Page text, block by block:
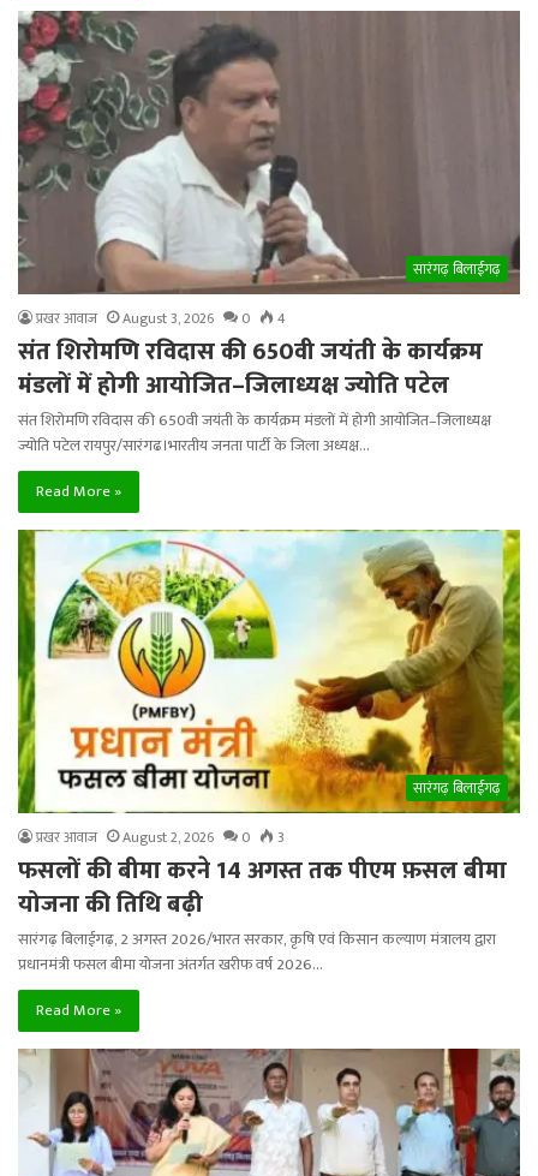
सारंगढ़ बिलाईगढ़
प्रखर आवाज August 3, 2026 0 4
संत शिरोमणि रविदास की 650वी जयंती के कार्यक्रम
मंडलों में होगी आयोजित–जिलाध्यक्ष ज्योति पटेल
संत शिरोमणि रविदास की 650वी जयंती के कार्यक्रम मंडलों में होगी आयोजित–जिलाध्यक्ष
ज्योति पटेल रायपुर/सारंगढ।भारतीय जनता पार्टी के जिला अध्यक्ष…
Read More »
सारंगढ़ बिलाईगढ़
प्रखर आवाज August 2, 2026 0 3
फसलों की बीमा करने 14 अगस्त तक पीएम फ़सल बीमा
योजना की तिथि बढ़ी
सारंगढ़ बिलाईगढ़, 2 अगस्त 2026/भारत सरकार, कृषि एवं किसान कल्याण मंत्रालय द्वारा
प्रधानमंत्री फसल बीमा योजना अंतर्गत खरीफ वर्ष 2026…
Read More »